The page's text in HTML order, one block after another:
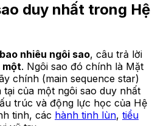
duy nhất trong Hệ
nhiêu ngôi sao, câu trả lời
một. Ngôi sao đó chính là Mặt
chính (main sequence star)
của một ngôi sao duy nhất
trúc và động lực học của Hệ
tinh, các hành tinh lùn, tiểu